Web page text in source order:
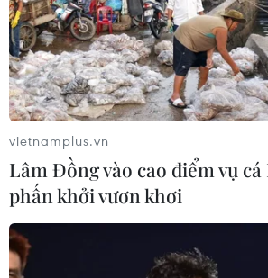
Nga bác cáo buộc tin tặc
sản xuất vắcxin phòng COVID
vietnamplus.vn
Lâm Đồng vào cao điểm vụ
phấn khởi vươn khơi